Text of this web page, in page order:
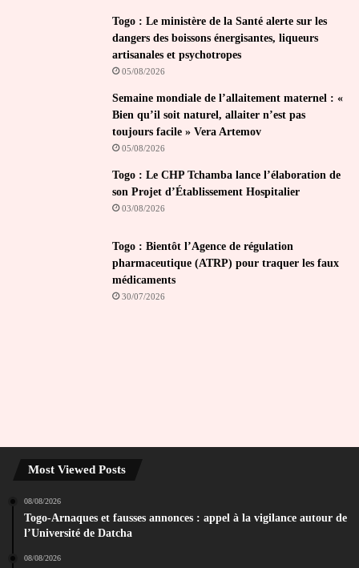
Togo : Le ministère de la Santé alerte sur les
dangers des boissons énergisantes, liqueurs
artisanales et psychotropes
05/08/2026
Semaine mondiale de l’allaitement maternel : «
Bien qu’il soit naturel, allaiter n’est pas
toujours facile » Vera Artemov
05/08/2026
Togo : Le CHP Tchamba lance l’élaboration de
son Projet d’Établissement Hospitalier
03/08/2026
Togo : Bientôt l’Agence de régulation
pharmaceutique (ATRP) pour traquer les faux
médicaments
30/07/2026
Most Viewed Posts
08/08/2026
Togo-Arnaques et fausses annonces : appel à la vigilance autour de
l’Université de Datcha
08/08/2026